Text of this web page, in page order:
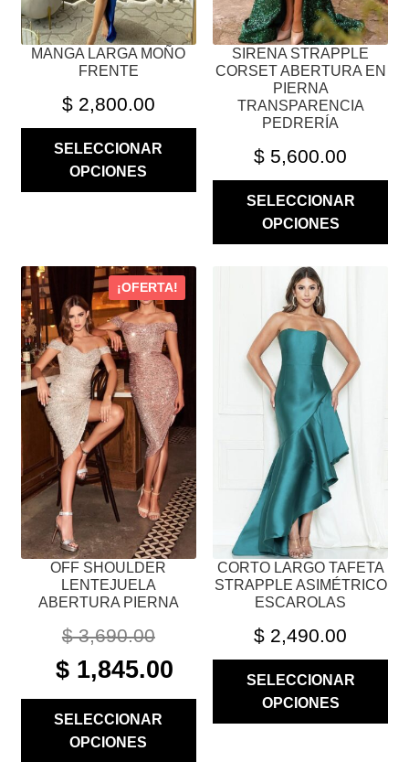
MANGA LARGA MOÑO
FRENTE
$2,800.00
SELECCIONAR
OPCIONES
LA
PÁGINA
DE
SIRENA STRAPPLE
CORSET ABERTURA EN
PIERNA
TRANSPARENCIA
PEDRERÍA
$ 5,600.00
SELECCIONAR
OPCIONES
LA
PÁGINA
PRODUCTO
OFF SHOULDER
LENTEJUELA
ABERTURA PIERNA
¡OFERTA!
$3,690.00
ORIGINAL
PRICE
$ 3,690.00.
$1,845.00CURRENT
SELECCIONAR
OPCIONES
ESTE
PRODUCTO
TIENE
MÚLTIPLES
VARIANTES.
LAS
OPCIONES
PUEDEN
ELEGIR
EN
LA
PÁGINA
PRODUCTO
CORTO LARGO TAFETA
STRAPPLE ASIMÉTRICO
ESCAROLAS
$ 2,490.00
SELECCIONAR
OPCIONES
PRODUCTO
MÚLTIPLES
VARIANTES.
OPCIONES
PUEDEN
ELEGIR
PÁGINA
DE
PRODUCTO